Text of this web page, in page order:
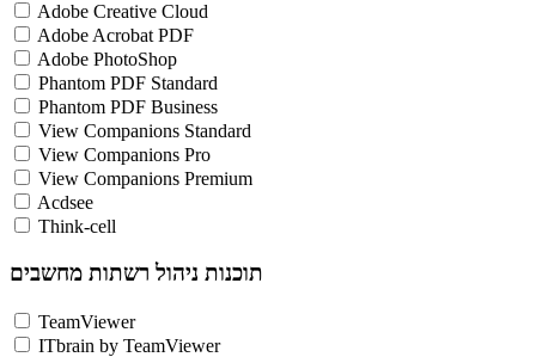
Adobe Creative Cloud
Adobe Acrobat PDF
Adobe PhotoShop
Phantom PDF Standard
Phantom PDF Business
View Companions Standard
View Companions Pro
View Companions Premium
Acdsee
Think-cell
תוכנות ניהול רשתות מחשבים
TeamViewer
ITbrain by TeamViewer